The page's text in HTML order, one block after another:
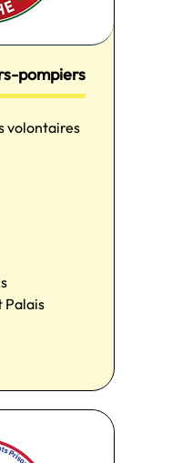
pompiers
volontaires
Palais